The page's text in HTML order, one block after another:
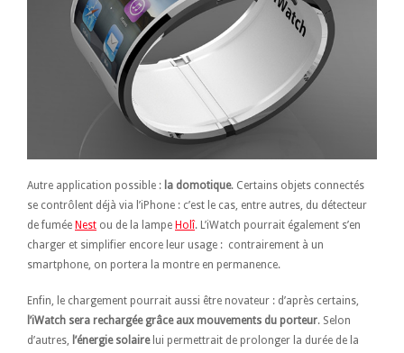
Autre application possible : la domotique. Certains objets connectés
se contrôlent déjà via l’iPhone : c’est le cas, entre autres, du détecteur
de fumée Nest ou de la lampe Holî. L’iWatch pourrait également s’en
charger et simplifier encore leur usage : contrairement à un
smartphone, on portera la montre en permanence.
Enfin, le chargement pourrait aussi être novateur : d’après certains,
l’iWatch sera rechargée grâce aux mouvements du porteur. Selon
d’autres, l’énergie solairelui permettrait de prolonger la durée de la